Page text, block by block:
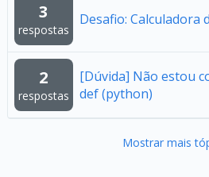
3
respostas
Desafio: Calculadora
2
respostas
[Dúvida] Não estou
def (python)
Mostrar mais